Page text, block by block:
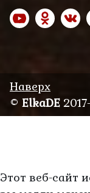
Наверх
© ElkaDE
Этот веб-сайт